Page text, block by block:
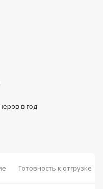
в год
Готовность к отгрузке